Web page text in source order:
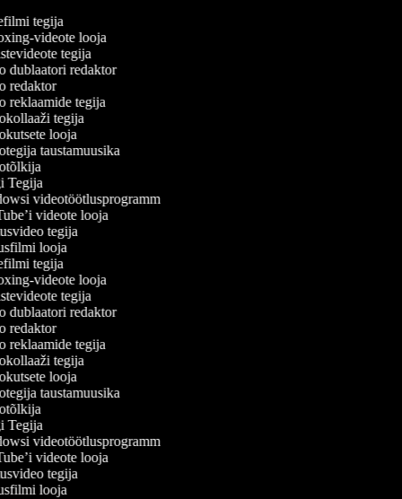
tegija
videote looja
tegija
dublaatori redaktor
redaktor
reklaamide tegija
tegija
looja
taustamuusika
videotöötlusprogramm
videote looja
tegija
looja
tegija
videote looja
tegija
dublaatori redaktor
redaktor
reklaamide tegija
tegija
looja
taustamuusika
videotöötlusprogramm
videote looja
tegija
looja